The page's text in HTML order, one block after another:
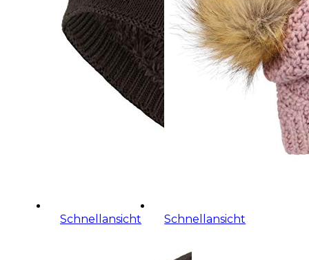
Schnellansicht Schnellansicht